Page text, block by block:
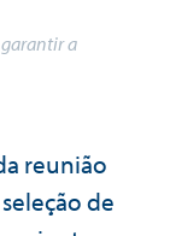
garantir a
reunião
de